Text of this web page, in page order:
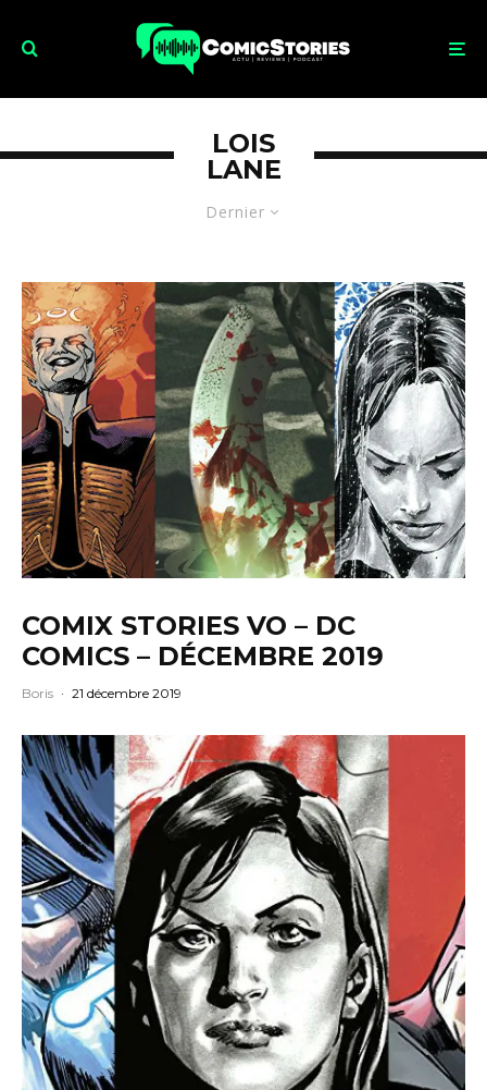
Dernier
LOIS
LANE
COMIX STORIES VO – DC
COMICS – DÉCEMBRE 2019
Boris · 21 décembre 2019